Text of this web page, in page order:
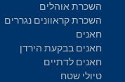
השכרת אוהלים
השכרת קראוונים נגררים
חאנים
חאנים בבקעת הירדן
חאנים לדתיים
טיולי שטח